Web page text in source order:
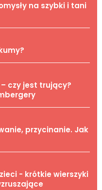
na szybki i tani
czy jest trujący?
przycinanie. Jak
- krótkie wierszyki